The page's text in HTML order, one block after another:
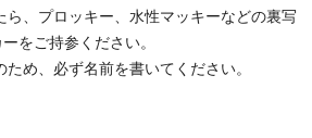
をご持参ください。
め、必ず名前を書いてください。